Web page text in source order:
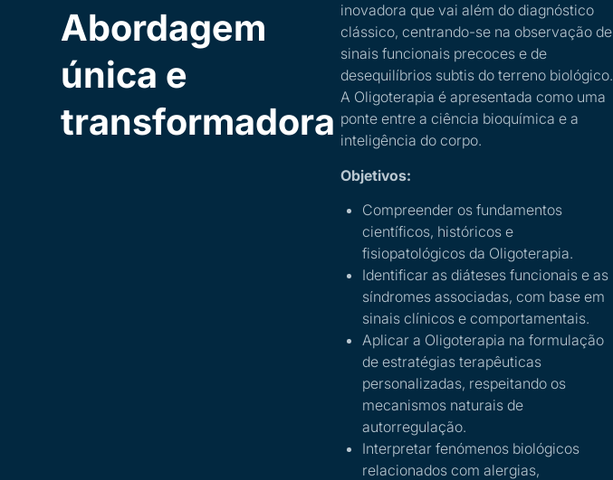
Abordagem
única e
transformadora
inovadora que vai além do diagnóstico
clássico, centrando-se na observação de
sinais funcionais precoces e de
desequilíbrios subtis do terreno biológico.
A Oligoterapia é apresentada como uma
ponte entre a ciência bioquímica e a
inteligência do corpo.
Objetivos:
Compreender os fundamentos
científicos, históricos e
fisiopatológicos da Oligoterapia.
Identificar as diáteses funcionais e as
síndromes associadas, com base em
sinais clínicos e comportamentais.
Aplicar a Oligoterapia na formulação
de estratégias terapêuticas
personalizadas, respeitando os
mecanismos naturais de
autorregulação.
Interpretar fenómenos biológicos
relacionados com alergias,